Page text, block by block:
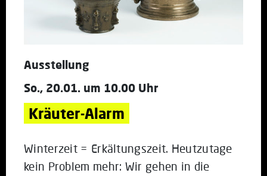
Ausstellung
So., 20.01. um 10.00 Uhr
Kräuter-Alarm
Winterzeit = Erkältungszeit. Heutzutage
kein Problem mehr: Wir gehen in die